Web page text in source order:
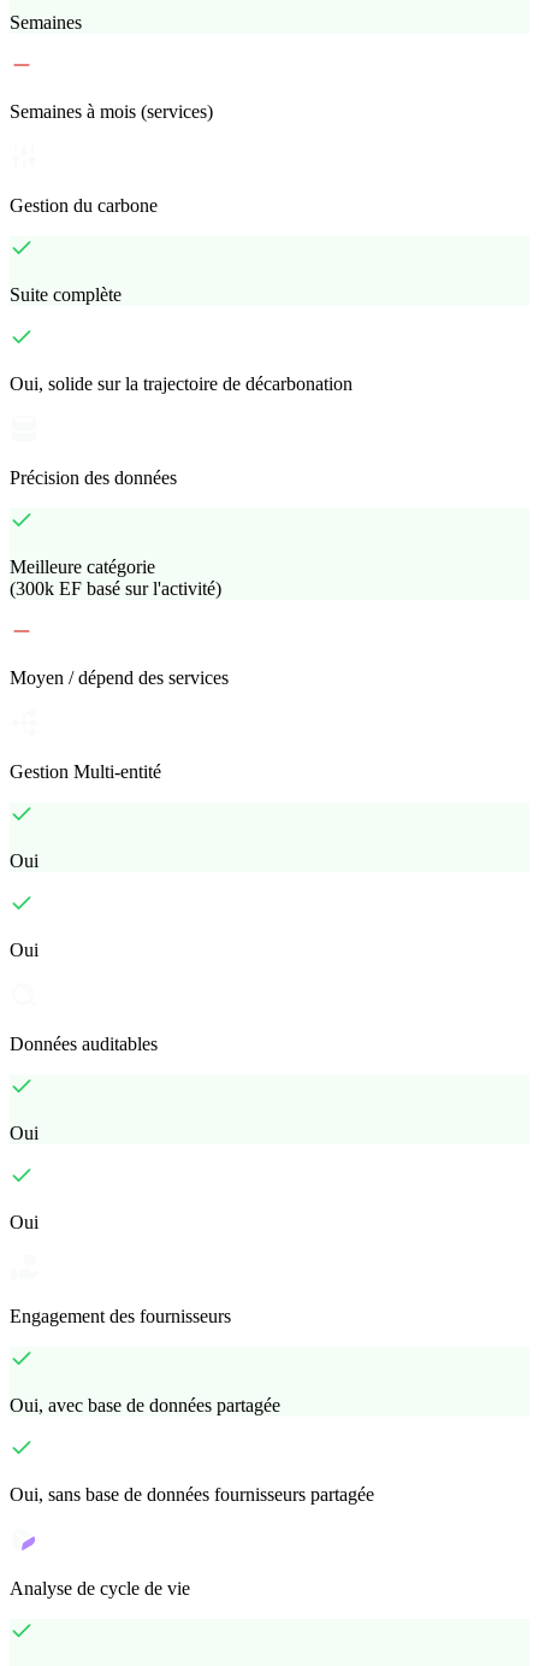
Semaines
Semaines à mois (services)
Gestion du carbone
Suite complète
Oui, solide sur la trajectoire de décarbonation
Précision des données
Meilleure catégorie
(300k EF basé sur l'activité)
Moyen / dépend des services
Gestion Multi-entité
Oui
Oui
Données auditables
Oui
Oui
Engagement des fournisseurs
Oui, avec base de données partagée
Oui, sans base de données fournisseurs partagée
Analyse de cycle de vie